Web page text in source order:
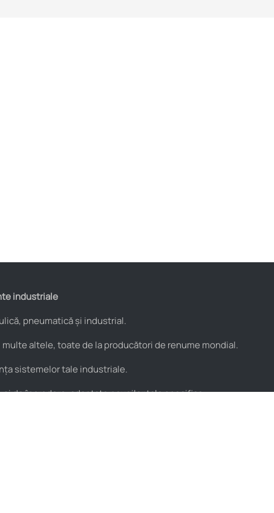
industriale
pneumatică și industrial.
altele, toate de la producători de renume mondial.
sistemelor tale industriale.
de încredere, adaptate nevoilor tale specifice.